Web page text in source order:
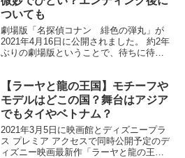
ついても
劇場版「名探偵コナン 緋色の弾丸」が
2021年4月16日に公開されました。 約2年
ぶりの劇場版ということで、待ちに待っ
して、つまらない、微妙、ひどいという
声が出てい...
【ラーヤと龍の王国】モチーフや
モデルはどこの国？舞台はアジア
でもタイやベトナム？
2021年3月5日に映画館とディズニープラ
ス プレミア アクセスで同時公開予定のデ
ィズニー映画最新作「ラーヤと龍の王